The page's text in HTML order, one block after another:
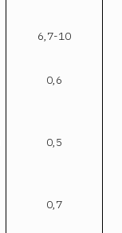
6,7-10
0,6
0,5
0,7